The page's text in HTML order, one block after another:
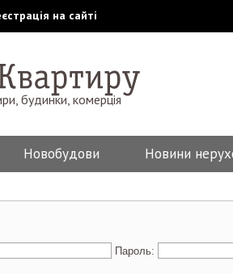
на сайті
будинки, комерція
Новобудови Новини
Пароль: